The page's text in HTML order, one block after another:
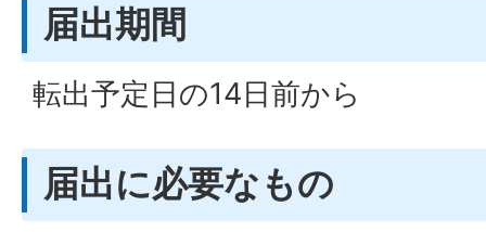
届出期間
転出予定日の14日前から
届出に必要なもの